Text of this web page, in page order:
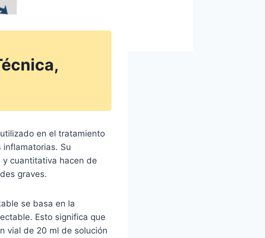
en el tratamiento
Su
cuantitativa hacen de
graves.
se basa en la
Esto significa que
vial de 20 ml de solución